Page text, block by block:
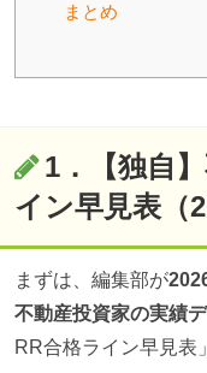
まとめ
1．【独自
イン早見表（
まずは、編集部が
不動産投資家の実績
RR合格ライン早見表